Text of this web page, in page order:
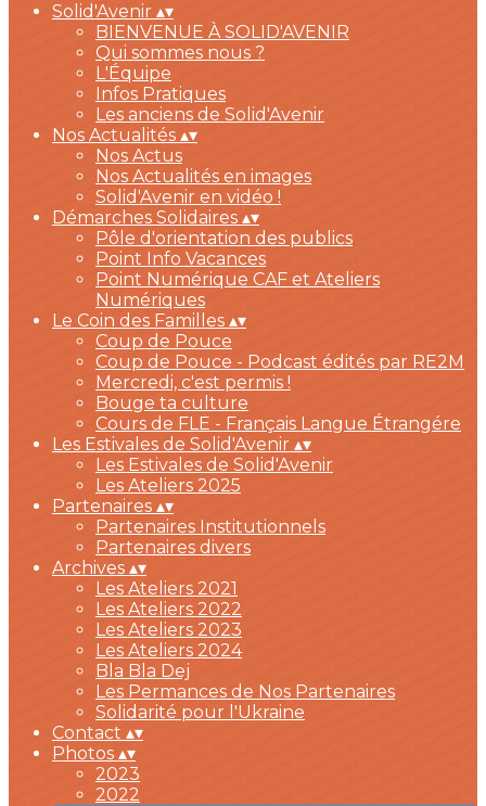
Solid'Avenir ▴▾
BIENVENUE À SOLID'AVENIR
Qui sommes nous ?
L'Équipe
Infos Pratiques
Les anciens de Solid'Avenir
Nos Actualités ▴▾
Nos Actus
Nos Actualités en images
Solid'Avenir en vidéo !
Démarches Solidaires ▴▾
Pôle d'orientation des publics
Point Info Vacances
Point Numérique CAF et Ateliers
Numériques
Le Coin des Familles ▴▾
Coup de Pouce
Coup de Pouce - Podcast édités par RE2M
Mercredi, c'est permis !
Bouge ta culture
Cours de FLE - Français Langue Étrangére
Les Estivales de Solid'Avenir ▴▾
Les Estivales de Solid'Avenir
Les Ateliers 2025
Partenaires ▴▾
Partenaires Institutionnels
Partenaires divers
Archives ▴▾
Les Ateliers 2021
Les Ateliers 2022
Les Ateliers 2023
Les Ateliers 2024
Bla Bla Dej
Les Permances de Nos Partenaires
Solidarité pour l'Ukraine
Contact ▴▾
Photos ▴▾
2023
2022